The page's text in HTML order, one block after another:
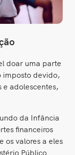
doar uma parte
imposto devido,
adolescentes,
da Infância
financeiros
os valores a eles
Público.